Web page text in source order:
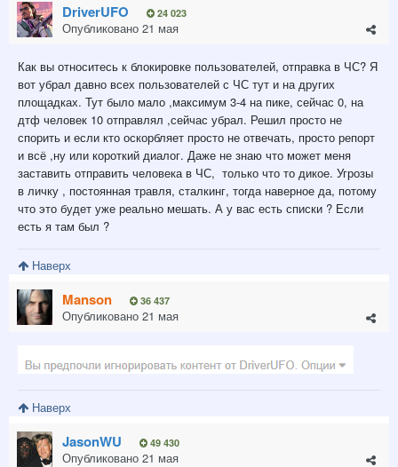
DriverUFO 24 023
Опубликовано 21 мая
Как вы относитесь к блокировке пользователей, отправка в ЧС? Я
вот убрал давно всех пользователей с ЧС тут и на других
площадках. Тут было мало ,максимум 3-4 на пике, сейчас 0, на
дтф человек 10 отправлял ,сейчас убрал. Решил просто не
спорить и если кто оскорбляет просто не отвечать, просто репорт
и всё ,ну или короткий диалог. Даже не знаю что может меня
заставить отправить человека в ЧС, только что то дикое. Угрозы
в личку , постоянная травля, сталкинг, тогда наверное да, потому
что это будет уже реально мешать. А у вас есть списки ? Если
есть я там был ?
Наверх
Manson 36 437
Опубликовано 21 мая
Наверх
JasonWU 49 430
Опубликовано 21 мая